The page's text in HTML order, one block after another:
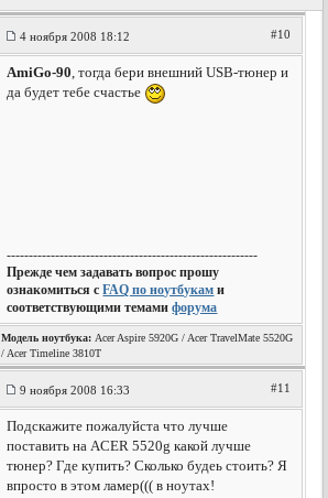
4 ноября 2008 18:12 #10
AmiGo-90, тогда бери внешний USB-тюнер и
да будет тебе счастье
---------------------------------------------------------
Прежде чем задавать вопрос прошу
ознакомиться сFAQ по ноутбукам и
соответствующими темамифорума
Модель ноутбука: Acer Aspire 5920G / Acer TravelMate 5520G
/ Acer Timeline 3810T
9 ноября 2008 16:33 #11
Подскажите пожалуйста что лучше
поставить на ACER 5520g какой лучше
тюнер? Где купить? Сколько будеь стоить? Я
впросто в этом ламер((( в ноутах!